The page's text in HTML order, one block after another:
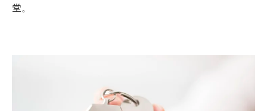
堂。